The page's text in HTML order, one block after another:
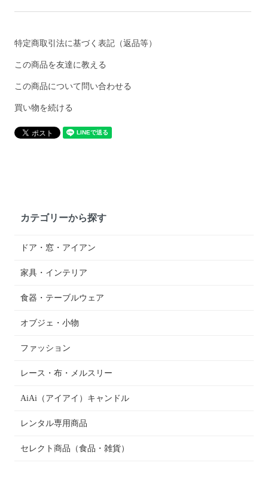
特定商取引法に基づく表記（返品等）
この商品を友達に教える
この商品について問い合わせる
買い物を続ける
カテゴリーから探す
ドア・窓・アイアン
家具・インテリア
食器・テーブルウェア
オブジェ・小物
ファッション
レース・布・メルスリー
AiAi（アイアイ）キャンドル
レンタル専用商品
セレクト商品（食品・雑貨）